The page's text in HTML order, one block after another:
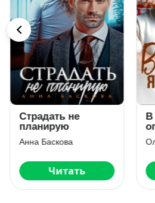
В 45 я влюбилась
опять
Ольга Тимофеева
Читать